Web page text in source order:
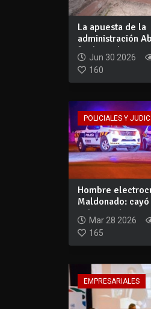
La apuesta de la
administración
facilitar el
Jun 30 2026
160
POLICIALES Y
Hombre
Maldonado:
columna de 8...
Mar 28 2026
165
EMPRESARIALES